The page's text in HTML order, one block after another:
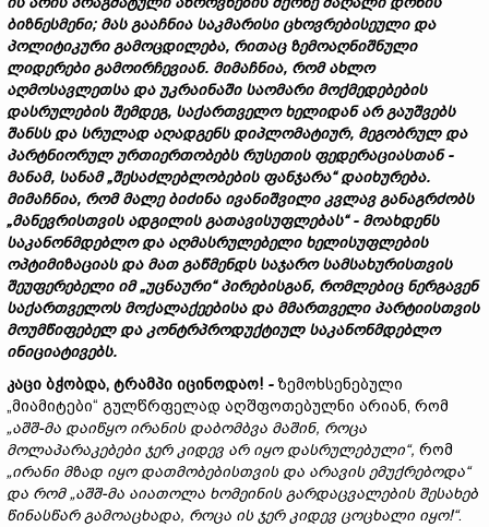
ბიზნესმენი; მას გააჩნია საკმარისი ცხოვრებისეული და
პოლიტიკური გამოცდილება, რითაც ზემოაღნიშნული
ლიდერები გამოირჩევიან. მიმაჩნია, რომ ახლო
აღმოსავლეთსა და უკრაინაში საომარი მოქმედებების
დასრულების შემდეგ, საქართველო ხელიდან არ გაუშვებს
შანსს და სრულად აღადგენს დიპლომატიურ, მეგობრულ და
პარტნიორულ ურთიერთობებს რუსეთის ფედერაციასთან-
მანამ, სანამ „შესაძლებლობების ფანჯარა“ დაიხურება.
მიმაჩნია, რომ მალე ბიძინა ივანიშვილი კვლავ განაგრძობს
„მანევრისთვის ადგილის გათავისუფლებას“- მოახდენს
საკანონმდებლო და აღმასრულებელი ხელისუფლების
ოპტიმიზაციას და მათ გაწმენდს საჯარო სამსახურისთვის
შეუფერებელი იმ „უცნაური“ პირებისგან, რომლებიც ნერგავენ
საქართველოს მოქალაქეებისა და მმართველი პარტიისთვის
მოუმწიფებელ და კონტრპროდუქტიულ საკანონმდებლო
ინიციატივებს.
კაცი ბჭობდა, ტრამპი იცინოდაო! -ზემოხსენებული
„მიამიტები“ გულწრფელად აღშფოთებულნი არიან, რომ
„აშშ-მა დაიწყო ირანის დაბომბვა მაშინ, როცა
მოლაპარაკებები ჯერ კიდევ არ იყო დასრულებული“, რომ
„ირანი მზად იყო დათმობებისთვის და არავის ემუქრებოდა“
და რომ „აშშ-მა აიათოლა ხომეინის გარდაცვალების შესახებ
წინასწარ გამოაცხადა, როცა ის ჯერ კიდევ ცოცხალი იყო!“.